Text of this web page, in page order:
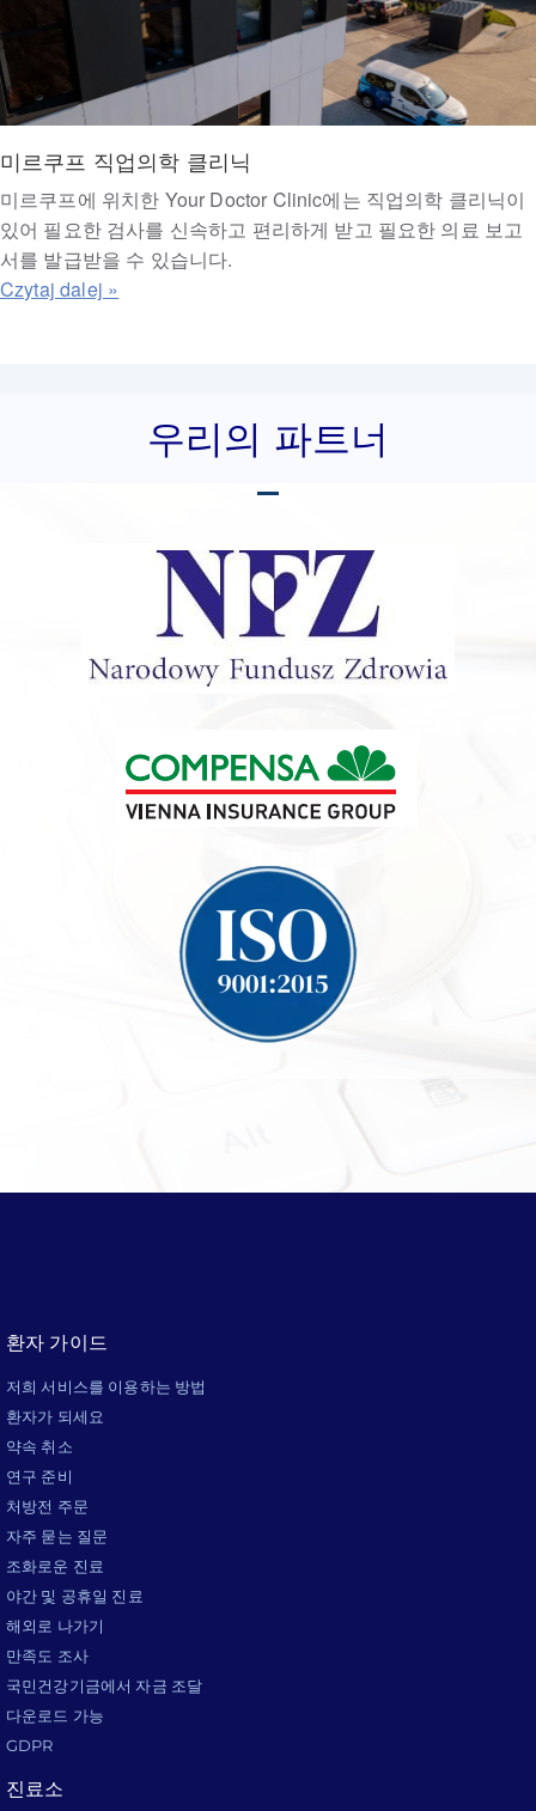
미르쿠프 직업의학 클리닉
미르쿠프에 위치한 Your Doctor Clinic에는 직업의학 클리닉이
있어 필요한 검사를 신속하고 편리하게 받고 필요한 의료 보고
서를 발급받을 수 있습니다.
우리의 파트너
환자 가이드
저희 서비스를 이용하는 방법
환자가 되세요
약속 취소
연구 준비
처방전 주문
자주 묻는 질문
조화로운 진료
야간 및 공휴일 진료
해외로 나가기
만족도 조사
국민건강기금에서 자금 조달
다운로드 가능
GDPR
진료소